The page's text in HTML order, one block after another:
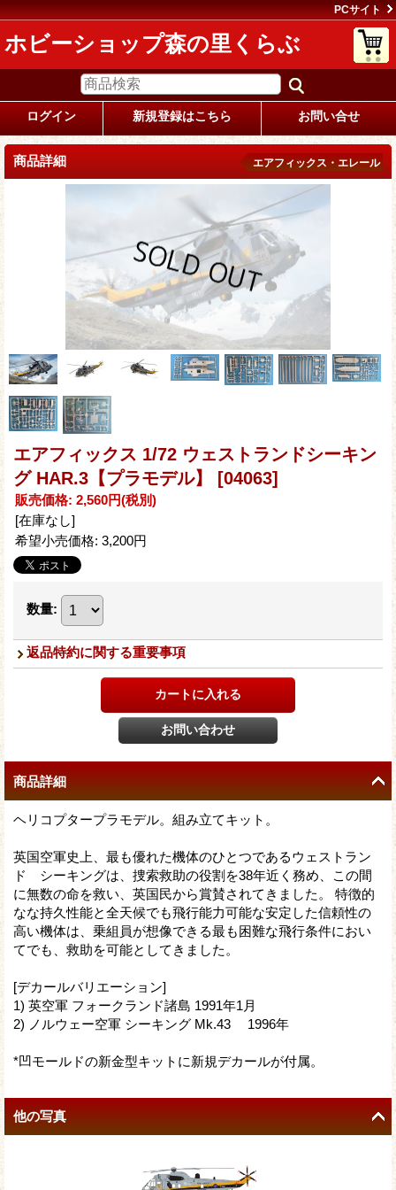
PCサイト
ホビーショップ森の里くらぶ
ログイン 新規登録はこちら お問い合せ
商品詳細 エアフィックス・エレール
エアフィックス 1/72 ウェストランドシーキン
グ HAR.3【プラモデル】
[04063]
販売価格: 2,560円(税別)
[在庫なし]
希望小売価格: 3,200円
数量:
返品特約に関する重要事項
商品詳細
ヘリコプタープラモデル。組み立てキット。
英国空軍史上、最も優れた機体のひとつであるウェストラン
ド シーキングは、捜索救助の役割を38年近く務め、この間
に無数の命を救い、英国民から賞賛されてきました。 特徴的
なな持久性能と全天候でも飛行能力可能な安定した信頼性の
高い機体は、乗組員が想像できる最も困難な飛行条件におい
てでも、救助を可能としてきました。
[デカールバリエーション]
1) 英空軍 フォークランド諸島 1991年1月
2) ノルウェー空軍 シーキング Mk.43 1996年
*凹モールドの新金型キットに新規デカールが付属。
他の写真